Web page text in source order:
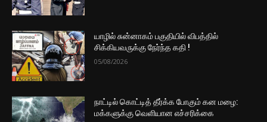
யாழில் சுன்னாகம் பகுதியில் விபத்தில்
சிக்கியவருக்கு நேர்ந்த கதி !
05/08/2026
நாட்டில் கொட்டித் தீர்க்க போகும் கன மழை:
மக்களுக்கு வெளியான எச்சரிக்கை